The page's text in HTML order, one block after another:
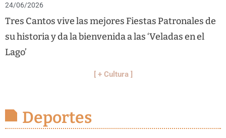
24/06/2026
Tres Cantos vive las mejores Fiestas Patronales de
su historia y da la bienvenida a las ‘Veladas en el
Lago’
[ + Cultura ]
Deportes